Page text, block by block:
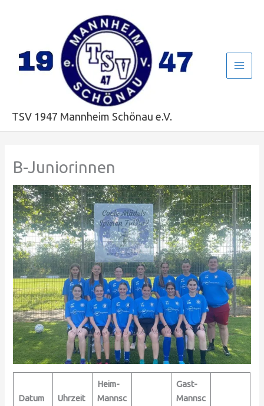
TSV 1947 Mannheim Schönau e.V.
B-Juniorinnen
Datum Uhrzeit
Heim-
Mannsc
Gast-
Mannsc